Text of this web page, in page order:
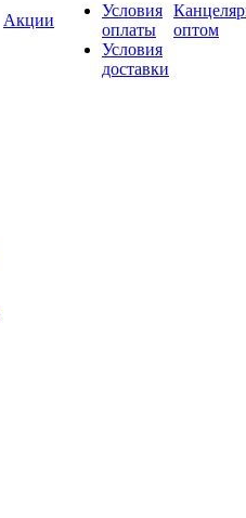
Акции
Условия
оплаты
Условия
доставки
оптом